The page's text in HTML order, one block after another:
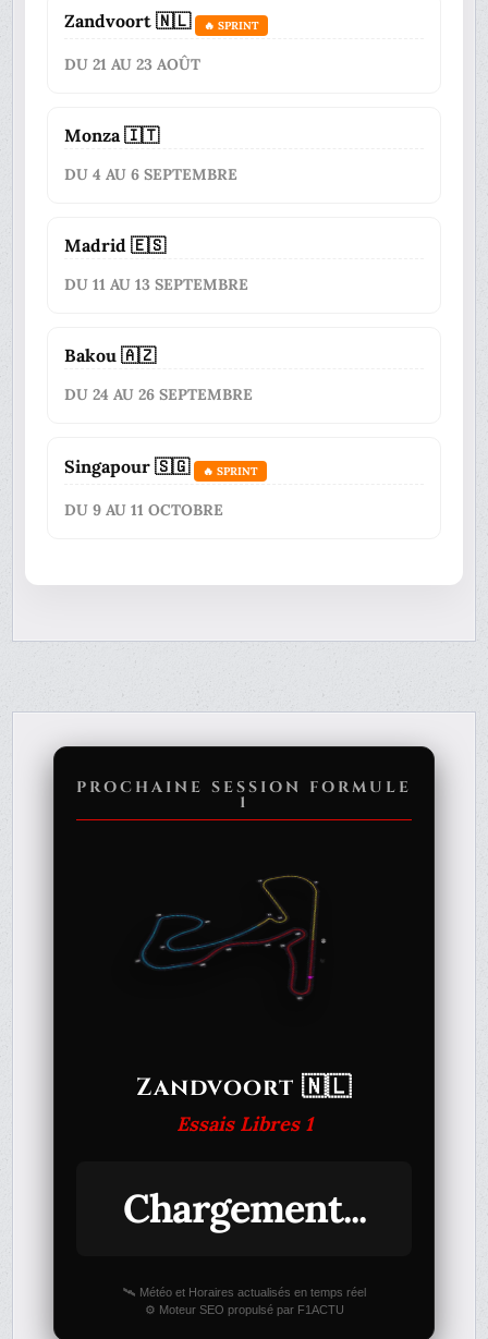
Zandvoort 🇳🇱 🔥 SPRINT
DU 21 AU 23 AOÛT
Monza 🇮🇹
DU 4 AU 6 SEPTEMBRE
Madrid 🇪🇸
DU 11 AU 13 SEPTEMBRE
Bakou 🇦🇿
DU 24 AU 26 SEPTEMBRE
Singapour 🇸🇬 🔥 SPRINT
DU 9 AU 11 OCTOBRE
PROCHAINE SESSION FORMULE
1
Zandvoort 🇳🇱
Essais Libres 1
Chargement...
🛰️ Météo et Horaires actualisés en temps réel
⚙️ Moteur SEO propulsé par F1ACTU